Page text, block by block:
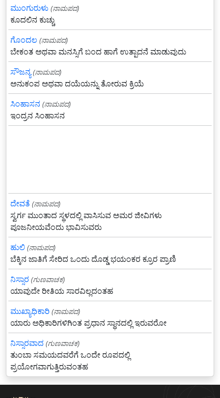
ಮುಂಗುರುಳು (ನಾಮಪದ)
ಕೂದಲಿನ ಕುಚ್ಚು
ಗೊಂದಲ (ನಾಮಪದ)
ಬೇಕಂತ ಅಥವಾ ಮನಸ್ಸಿಗೆ ಬಂದ ಹಾಗೆ ಉತ್ಪಾದನೆ ಮಾಡುವುದು
ಸೌಜನ್ಯ (ನಾಮಪದ)
ಅನುಕಂಪ ಅಥವಾ ದಯೆಯನ್ನು ತೋರುವ ಕ್ರಿಯೆ
ಸಿಂಹಾಸನ (ನಾಮಪದ)
ಇಂದ್ರನ ಸಿಂಹಾಸನ
ದೇವತೆ (ನಾಮಪದ)
ಸ್ವರ್ಗ ಮುಂತಾದ ಸ್ಥಳದಲ್ಲಿ ವಾಸಿಸುವ ಅಮರ ಜೀವಿಗಳು
ಪೂಜನೀಯವೆಂದು ಭಾವಿಸುವರು
ಹುಲಿ (ನಾಮಪದ)
ಬೆಕ್ಕಿನ ಜಾತಿಗೆ ಸೇರಿದ ಒಂದು ದೊಡ್ಡ ಭಯಂಕರ ಕ್ರೂರ ಪ್ರಾಣಿ
ನಿಸ್ಸಾರ (ಗುಣವಾಚಕ)
ಯಾವುದೇ ರೀತಿಯ ಸಾರವಿಲ್ಲದಂತಹ
ಮುಖ್ಯಾಧಿಕಾರಿ (ನಾಮಪದ)
ಯಾರು ಅಧಿಕಾರಿಗಳಿಗಿಂತ ಪ್ರಧಾನ ಸ್ಥಾನದಲ್ಲಿ ಇರುವರೋ
ನಿಸ್ಸಾರವಾದ (ಗುಣವಾಚಕ)
ತುಂಬಾ ಸಮಯದವರೆಗೆ ಒಂದೇ ರೂಪದಲ್ಲಿ
ಪ್ರಯೋಗವಾಗುತ್ತಿರುವಂತಹ